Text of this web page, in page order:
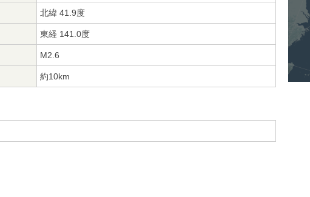
北緯 41.9度
東経 141.0度
M2.6
約10km